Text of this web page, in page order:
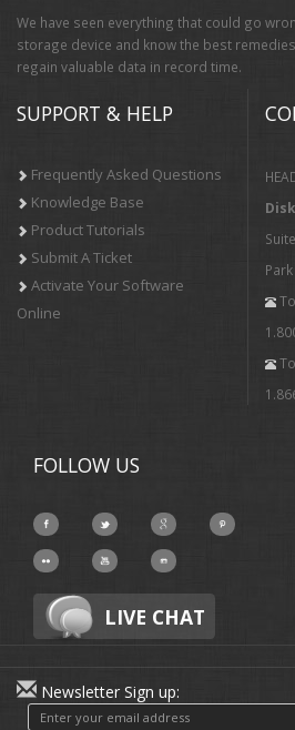
We have seen everything that could go
storage device and know the best
regain valuable data in record time.
SUPPORT & HELP
Frequently Asked Questions
Knowledge Base
Product Tutorials
Submit A Ticket
Activate Your Software
Online
FOLLOW US
LIVE CHAT
Newsletter Sign up: